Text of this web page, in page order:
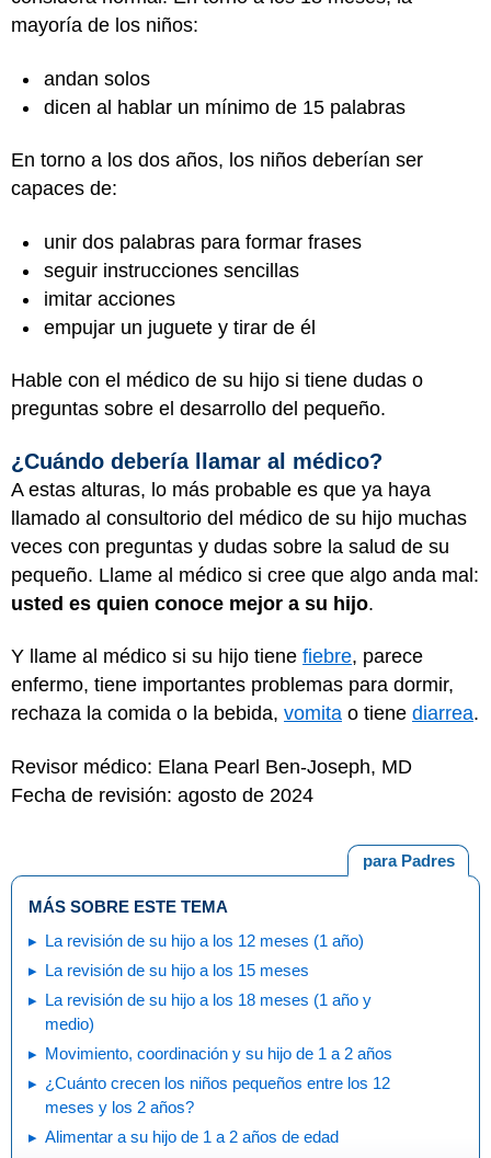
mayoría de los niños:
andan solos
dicen al hablar un mínimo de 15 palabras
En torno a los dos años, los niños deberían ser
capaces de:
unir dos palabras para formar frases
seguir instrucciones sencillas
imitar acciones
empujar un juguete y tirar de él
Hable con el médico de su hijo si tiene dudas o
preguntas sobre el desarrollo del pequeño.
¿Cuándo debería llamar al médico?
A estas alturas, lo más probable es que ya haya
llamado al consultorio del médico de su hijo muchas
veces con preguntas y dudas sobre la salud de su
pequeño. Llame al médico si cree que algo anda mal:
usted es quien conoce mejor a su hijo.
Y llame al médico si su hijo tiene fiebre, parece
enfermo, tiene importantes problemas para dormir,
rechaza la comida o la bebida, vomita o tiene diarrea.
Revisor médico: Elana Pearl Ben-Joseph, MD
Fecha de revisión: agosto de 2024
para Padres
MÁS SOBRE ESTE TEMA
La revisión de su hijo a los 12 meses (1 año)
La revisión de su hijo a los 15 meses
La revisión de su hijo a los 18 meses (1 año y
medio)
Movimiento, coordinación y su hijo de 1 a 2 años
¿Cuánto crecen los niños pequeños entre los 12
meses y los 2 años?
Alimentar a su hijo de 1 a 2 años de edad